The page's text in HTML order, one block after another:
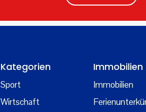
Kategorien
Sport
Wirtschaft
Immobilien
Immobilien